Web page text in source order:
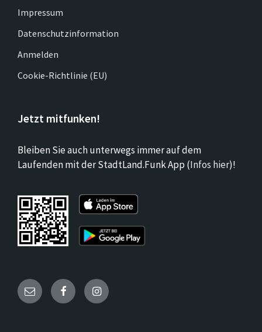
Impressum
Datenschutzinformation
Anmelden
Cookie-Richtlinie (EU)
Jetzt mitfunken!
Bleiben Sie auch unterwegs immer auf dem
Laufenden mit der StadtLand.Funk App (Infos hier)!
Email FacebookInstagram